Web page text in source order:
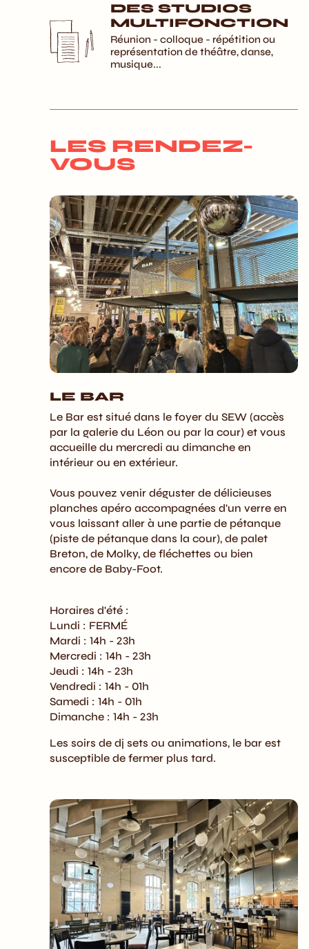
DES STUDIOS
MULTIFONCTION
Réunion - colloque - répétition ou
représentation de théâtre, danse,
musique...
LES RENDEZ-
VOUS
LE BAR​
Le Bar est situé dans le foyer du SEW (accès
par la galerie du Léon ou par la cour) et vous
accueille du mercredi au dimanche en
intérieur ou en extérieur.
Vous pouvez venir déguster de délicieuses
planches apéro accompagnées d'un verre en
vous laissant aller à une partie de pétanque
(piste de pétanque dans la cour), de palet
Breton, de Molky, de fléchettes ou bien
encore de Baby-Foot.
Horaires d'été :
Lundi : FERMÉ
Mardi : 14h - 23h
Mercredi : 14h - 23h
Jeudi : 14h - 23h
Vendredi : 14h - 01h
Samedi : 14h - 01h
Dimanche : 14h - 23h
Les soirs de dj sets ou animations, le bar est
susceptible de fermer plus tard.